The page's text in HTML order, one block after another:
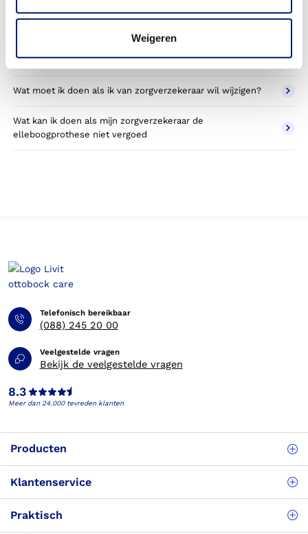
Weigeren
Wordt een elleboogprothese die ik gebruik voor sporten
Betaal ik een eigen bijdrage voor de elleboogprothese?
Wat moet ik doen als ik van zorgverzekeraar wil wijzigen?
Wat kan ik doen als mijn zorgverzekeraar de
elleboogprothese niet vergoed
Telefonisch bereikbaar
(088) 245 20 00
Veelgestelde vragen
Bekijk de veelgestelde vragen
8.3
Meer dan 24.000 tevreden klanten
Producten
Klantenservice
Praktisch